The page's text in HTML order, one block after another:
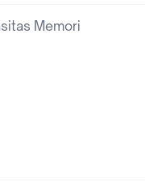
Memori